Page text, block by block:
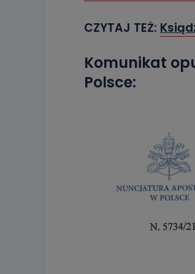
CZYTAJ TEŻ:
Komunikat
Polsce: